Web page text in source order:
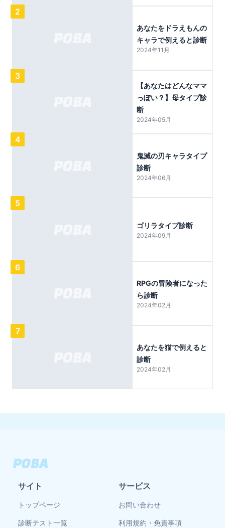
2
あなたをドラえもんの
キャラで例えると診断
2024年11月
3
【あなたはどんなママ
っぽい？】母タイプ診
断
2024年05月
4
鬼滅の刃キャラタイプ
診断
2024年06月
5
ゴリラタイプ診断
2024年09月
6
RPGの冒険者になった
ら診断
2024年02月
7
あなたを猫で例えると
診断
2024年02月
サイト
トップページ
診断テスト一覧
サービス
お問い合わせ
利用規約・免責事項